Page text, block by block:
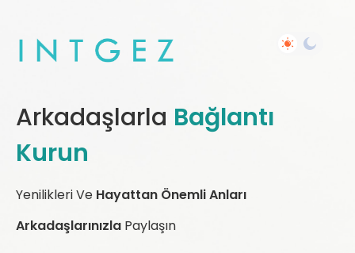
Arkadaşlarla Bağlantı
Kurun
Yenilikleri Ve Hayattan Önemli Anları
Arkadaşlarınızla Paylaşın